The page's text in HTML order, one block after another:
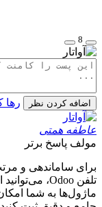
8
اضافه کردن نظر رها
عاطفه همتی
مولف پاسخ برتر
برای ساماندهی و
ماژول‌ها به شما